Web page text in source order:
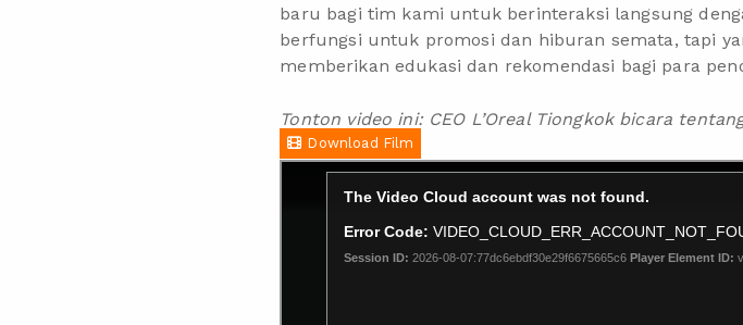
baru bagi tim kami untuk berinteraksi langsung
berfungsi untuk promosi dan hiburan semata, tapi
memberikan edukasi dan rekomendasi bagi para
Tonton video ini: CEO L’Oreal Tiongkok bicara
Download Film